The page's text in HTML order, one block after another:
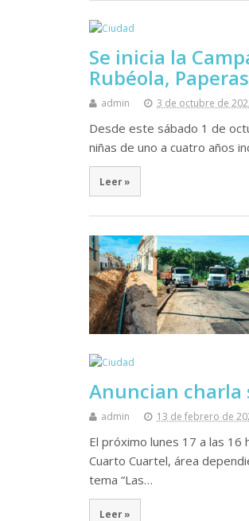
Se inicia la
Rubéola,
admin 3 de octubre de
Desde este sábado 1 de
niñas de uno a cuatro años
Leer »
Anuncian charla
admin 13 de febrero de
El próximo lunes 17 a las
Cuarto Cuartel, área
tema “Las…
Leer »